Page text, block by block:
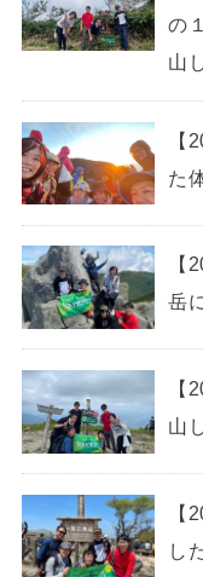
の
山
【
た
【
岳
【
山
【
し